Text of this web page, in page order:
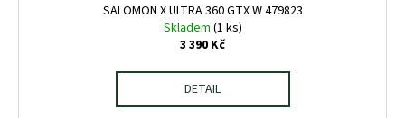
SALOMON X ULTRA 360 GTX W 479823
Skladem (1 ks)
3 390 Kč
DETAIL